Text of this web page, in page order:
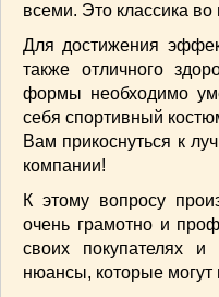
ПОСТНЫЕ БЛЮДА
САЛАТИКИ(132)
Мясные(33)
Овощные(52)
Рыбные(18)
СОУСЫ
(6)
Блинчики(13)
Пироги(139)
всеми. Это классика
Для достижения
также отличного
формы необходимо
себя спортивный
Вам прикоснуться к
компании!
К этому вопросу
очень грамотно и
своих покупателях
нюансы, которые могут